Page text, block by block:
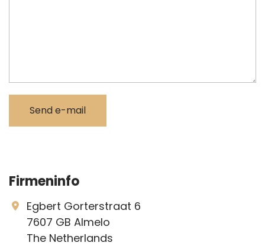
Firmeninfo
Egbert Gorterstraat 6
7607 GB Almelo
The Netherlands